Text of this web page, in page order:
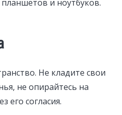
и ноутбуков.
Не кладите свои
не опирайтесь на
его согласия.